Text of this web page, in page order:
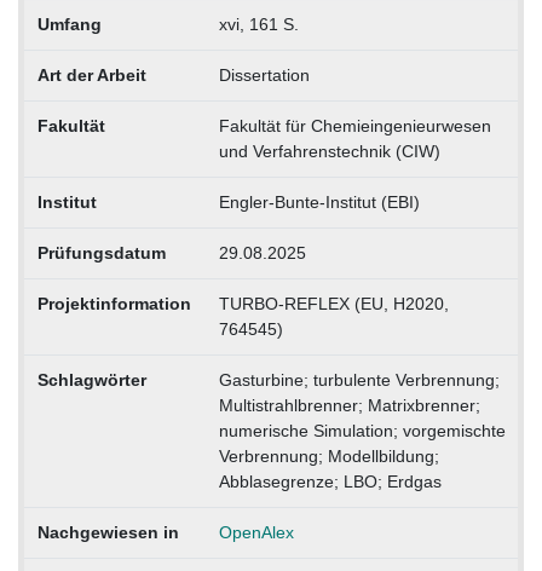
Umfang xvi, 161 S.
Art der Arbeit Dissertation
Fakultät
Fakultät für Chemieingenieurwesen
und Verfahrenstechnik (CIW)
Institut Engler-Bunte-Institut (EBI)
Prüfungsdatum 29.08.2025
Projektinformation
TURBO-REFLEX (EU, H2020,
764545)
Schlagwörter
Gasturbine; turbulente Verbrennung;
Multistrahlbrenner; Matrixbrenner;
numerische Simulation; vorgemischte
Verbrennung; Modellbildung;
Abblasegrenze; LBO; Erdgas
Nachgewiesen in OpenAlex